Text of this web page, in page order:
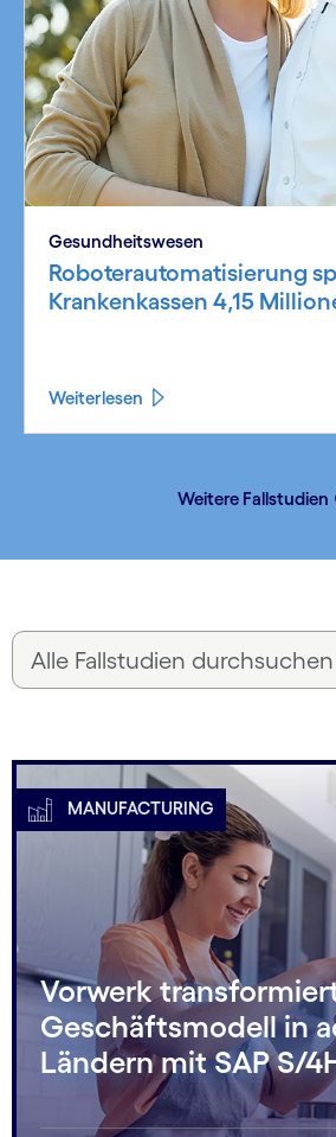
Gesundheits­wesen
Roboterautomatisierung
Krankenkassen 4,15
Weiterlesen
Weitere Fallstudien
MANUFACTURING
Vorwerk
Geschäftsmodell in
Ländern mit SAP S/